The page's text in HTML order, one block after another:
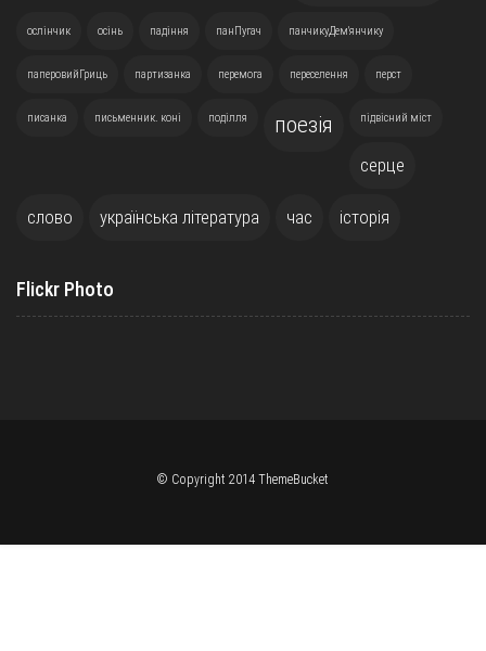
ослінчик осінь падіння панПугач панчикуДем'янчику
паперовийГриць партизанка перемога переселення перст
писанка письменник. коні поділля поезія підвісний міст
серце
слово українська література час історія
Flickr Photo
© Copyright 2014 ThemeBucket